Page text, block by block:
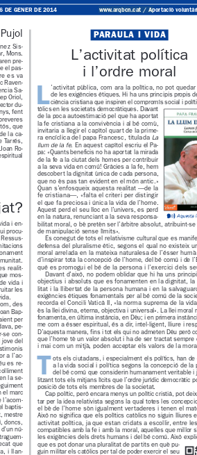
www.arqbcn.cat / Aportació